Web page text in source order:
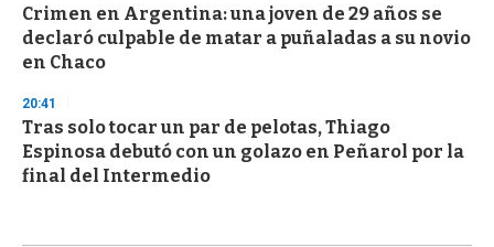
Crimen en Argentina: una joven de 29 años se
declaró culpable de matar a puñaladas a su novio
en Chaco
20:41
Tras solo tocar un par de pelotas, Thiago
Espinosa debutó con un golazo en Peñarol por la
final del Intermedio